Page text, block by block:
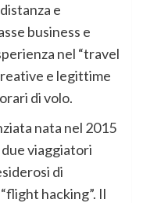
e
business e
nel “travel
e legittime
di volo.
nata nel 2015
viaggiatori
di
hacking”. Il